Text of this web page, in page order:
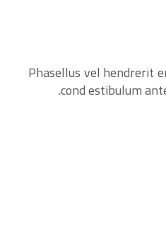
Phasellus vel hendrerit
cond estibulum